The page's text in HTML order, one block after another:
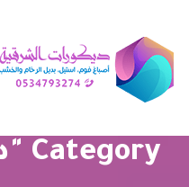
Category "ديكورات فوم"